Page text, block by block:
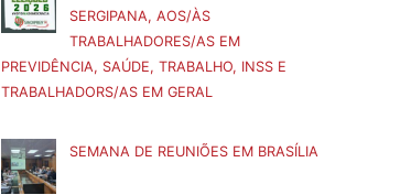
SERGIPANA, AOS/ÀS
TRABALHADORES/AS EM
PREVIDÊNCIA, SAÚDE, TRABALHO, INSS E
TRABALHADORS/AS EM GERAL
SEMANA DE REUNIÕES EM BRASÍLIA